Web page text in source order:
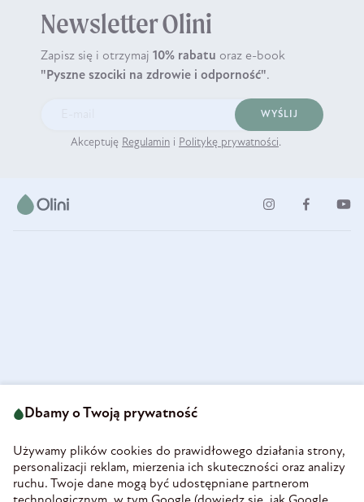
Newsletter Olini
Zapisz się i otrzymaj 10% rabatu oraz e-book
"Pyszne szociki na zdrowie i odporność".
WYŚLIJ
Akceptuję Regulamin i Politykę prywatności.
58-160 Świebodzice
REGON 890213034
INFORMACJE
Dbamy o Twoją prywatność
Używamy plików cookies do prawidłowego działania strony,
personalizacji reklam, mierzenia ich skuteczności oraz analizy
ruchu. Twoje dane mogą być udostępniane partnerom